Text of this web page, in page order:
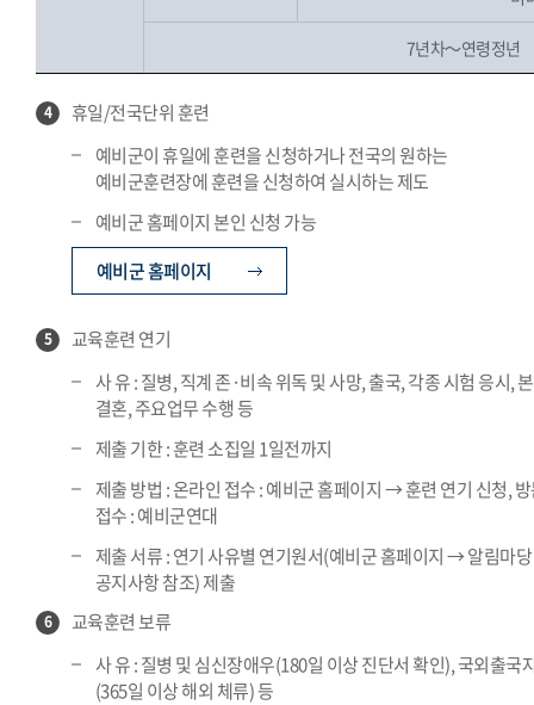
7년차～연령정년
4
휴일/전국단위 훈련
예비군이 휴일에 훈련을 신청하거나 전국의 원하는
예비군훈련장에 훈련을 신청하여 실시하는 제도
예비군 홈페이지 본인 신청 가능
예비군 홈페이지
5
교육훈련 연기
사 유 : 질병, 직계 존·비속 위독 및 사망, 출국, 각종 시험 응시,
결혼, 주요업무 수행 등
제출 기한 : 훈련 소집일 1일전까지
제출 방법 : 온라인 접수 : 예비군 홈페이지 → 훈련 연기 신청,
접수 : 예비군연대
제출 서류 : 연기 사유별 연기원서(예비군 홈페이지 → 알림마
공지사항 참조) 제출
6
교육훈련 보류
사 유 : 질병 및 심신장애우(180일 이상 진단서 확인), 국외출국
(365일 이상 해외 체류) 등